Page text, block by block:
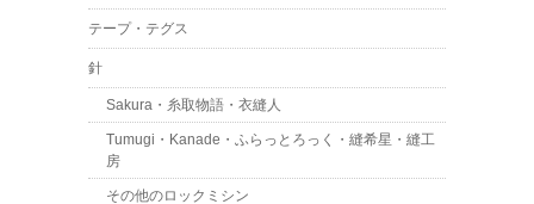
テープ・テグス
針
Sakura・糸取物語・衣縫人
Tumugi・Kanade・ふらっとろっく・縫希星・縫工
房
その他のロックミシン